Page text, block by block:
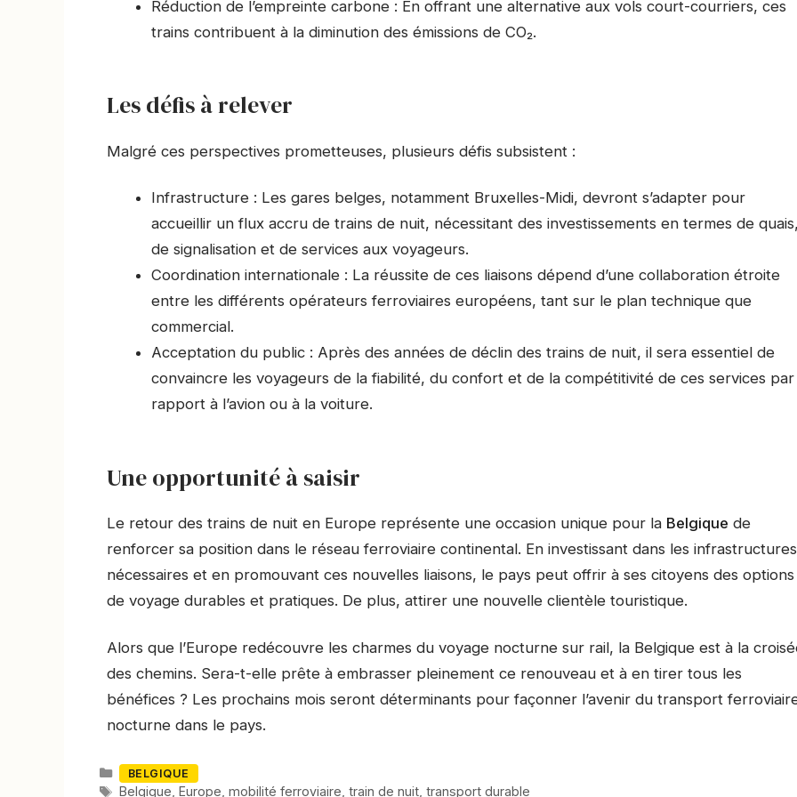
Réduction de l’empreinte carbone : En offrant une alternative aux vols court-courriers, ces
trains contribuent à la diminution des émissions de CO₂.
Les défis à relever
Malgré ces perspectives prometteuses, plusieurs défis subsistent :
Infrastructure : Les gares belges, notamment Bruxelles-Midi, devront s’adapter pour
accueillir un flux accru de trains de nuit, nécessitant des investissements en termes de
de signalisation et de services aux voyageurs.
Coordination internationale : La réussite de ces liaisons dépend d’une collaboration étroite
entre les différents opérateurs ferroviaires européens, tant sur le plan technique que
commercial.
Acceptation du public : Après des années de déclin des trains de nuit, il sera essentiel de
convaincre les voyageurs de la fiabilité, du confort et de la compétitivité de ces services par
rapport à l’avion ou à la voiture.
Une opportunité à saisir
Le retour des trains de nuit en Europe représente une occasion unique pour la Belgique de
renforcer sa position dans le réseau ferroviaire continental. En investissant dans les infrastructures
nécessaires et en promouvant ces nouvelles liaisons, le pays peut offrir à ses citoyens des options
de voyage durables et pratiques. De plus, attirer une nouvelle clientèle touristique.
Alors que l’Europe redécouvre les charmes du voyage nocturne sur rail, la Belgique est à la
des chemins. Sera-t-elle prête à embrasser pleinement ce renouveau et à en tirer tous les
bénéfices ? Les prochains mois seront déterminants pour façonner l’avenir du transport
nocturne dans le pays.
Catégories
BELGIQUE
Mots-
Belgique Europe mobilité ferroviaire train de nuit, transport durable